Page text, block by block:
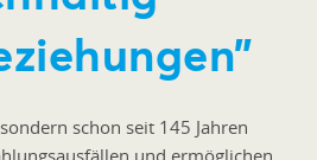
schon seit 145 Jahren
und ermöglichen